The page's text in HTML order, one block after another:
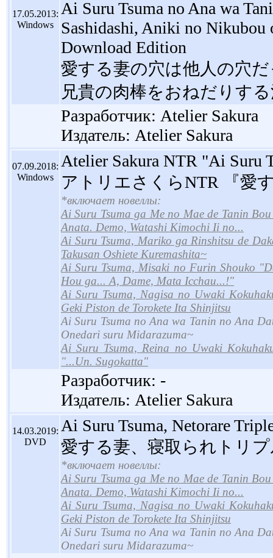
17.05.2013:
Windows
Ai Suru Tsuma no Ana wa
Sashidashi, Aniki no Nikubou
Download Edition
愛する妻の穴は他人の穴
兄貴の肉棒をおねだりす
Разработчик: Atelier Sakura
Издатель: Atelier Sakura
07.09.2018:
Windows
Atelier Sakura NTR "Ai Suru
アトリエさくらNTR 『愛
*включает новеллы:
Ai Suru Tsuma ga Me no Mae de Tanin
Anata. Demo, Watashi Kimochi Ii no...
Ai Suru Tsuma, Mariko ga Rinshitsu de
Takusan Oshiete Kuremashita~
Ai Suru Tsuma, Misaki no Furin Shouko
Hou ga... A, Dame, Mata Icchau...!"
Ai Suru Tsuma, Nagisa no Uwaki
Geki Piston de Torokete Ita Shinjitsu
Ai Suru Tsuma no Ana wa Tanin no Ana
Onedari suru Midarazuma~
Ai Suru Tsuma, Reina no Uwaki
"...Un. Sugokatta"
Разработчик: -
Издатель: Atelier Sakura
14.03.2019:
DVD
Ai Suru Tsuma, Netorare
愛する妻、寝取られトリ
*включает новеллы:
Ai Suru Tsuma ga Me no Mae de Tanin
Anata. Demo, Watashi Kimochi Ii no...
Ai Suru Tsuma, Nagisa no Uwaki
Geki Piston de Torokete Ita Shinjitsu
Ai Suru Tsuma no Ana wa Tanin no Ana
Onedari suru Midarazuma~